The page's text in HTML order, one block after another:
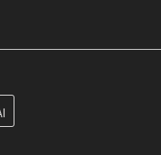
crea il tuo account cliente